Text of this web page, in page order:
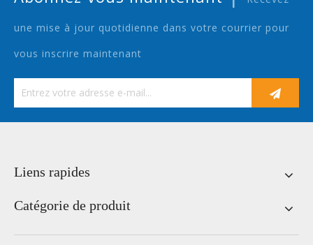
une mise à jour quotidienne dans votre courrier pour
vous inscrire maintenant
Liens rapides
Catégorie de produit